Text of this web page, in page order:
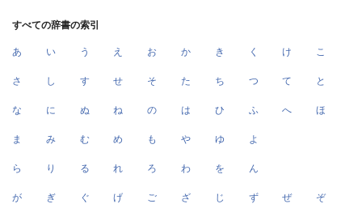
すべての辞書の索引
あ い う え お か き く け こ
さ し す せ そ た ち つ て と
な に ぬ ね の は ひ ふ へ ほ
ま み む め も や ゆ よ
ら り る れ ろ わ を ん
が ぎ ぐ げ ご ざ じ ず ぜ ぞ